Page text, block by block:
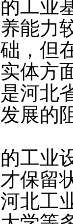
工业
能力
，但
体方
河北
展的
业设
保留
北工